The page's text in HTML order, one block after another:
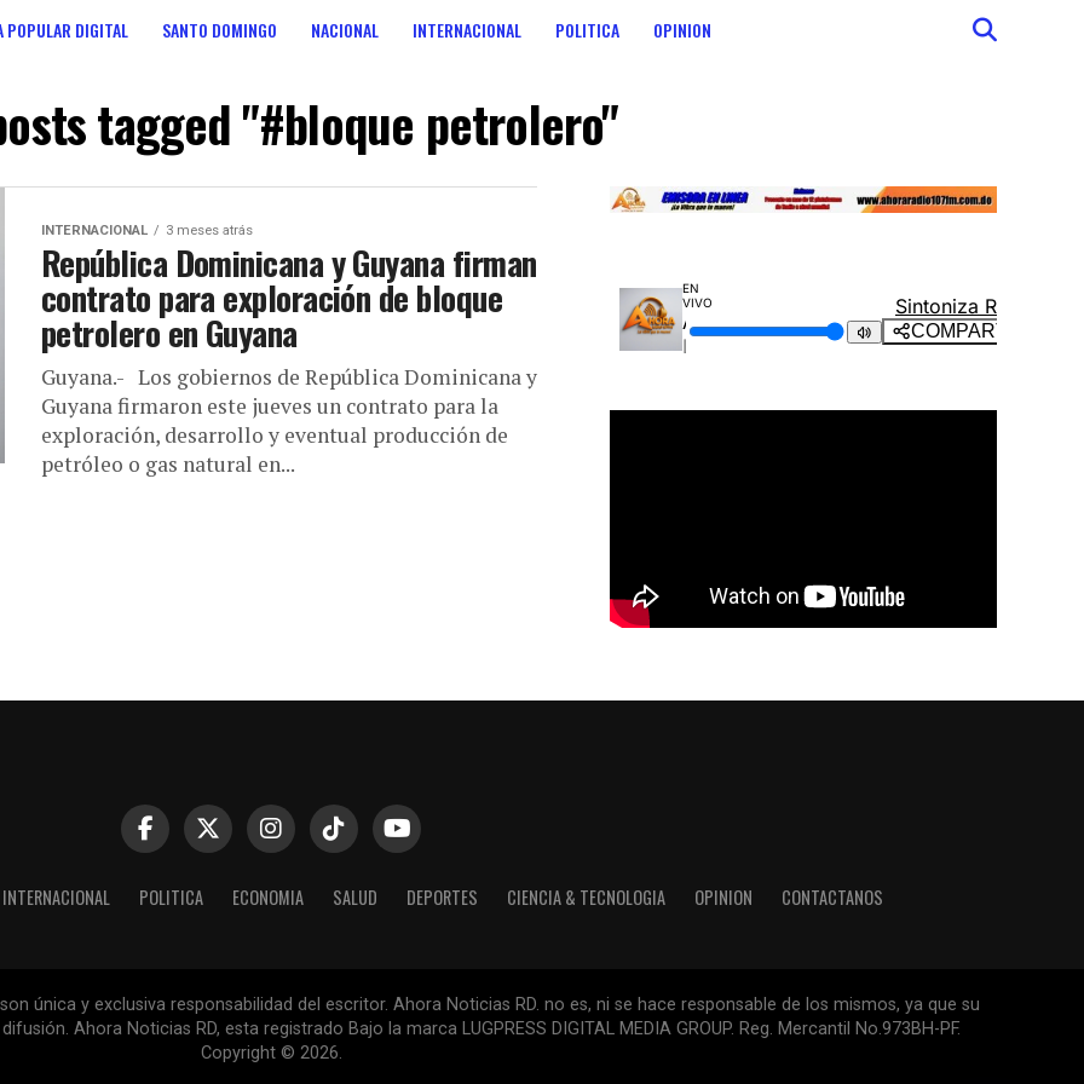
POPULAR DIGITAL SANTO DOMINGO NACIONAL INTERNACIONAL POLITICA OPINION
tagged "#bloque petrolero"
INTERNACIONAL 3 meses atrás
República Dominicana y Guyana firman
contrato para exploración de bloque
petrolero en Guyana
Guyana.- Los gobiernos de República Dominicana y
Guyana firmaron este jueves un contrato para la
exploración, desarrollo y eventual producción de
petróleo o gas natural en...
INTERNACIONAL POLITICA ECONOMIA SALUD DEPORTES CIENCIA & TECNOLOGIA OPINION CONTACTANOS
única y exclusiva responsabilidad del escritor. Ahora Noticias RD. no es, ni se hace responsable de los mismos, ya que su
Ahora Noticias RD, esta registrado Bajo la marca LUGPRESS DIGITAL MEDIA GROUP. Reg. Mercantil No.973BH-PF.
Copyright © 2026.